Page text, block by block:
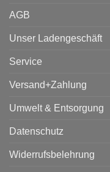
AGB
Unser Ladengeschäft
Service
Versand+Zahlung
Umwelt & Entsorgung
Datenschutz
Widerrufsbelehrung